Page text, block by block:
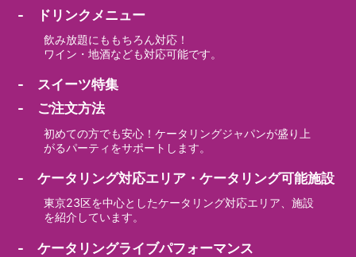
- ドリンクメニュー
飲み放題にももちろん対応！
ワイン・地酒なども対応可能です。
- スイーツ特集
- ご注文方法
初めての方でも安心！ケータリングジャパンが盛り上
がるパーティをサポートします。
- ケータリング対応エリア・ケータリング可能施設
東京23区を中心としたケータリング対応エリア、施設
を紹介しています。
- ケータリングライブパフォーマンス